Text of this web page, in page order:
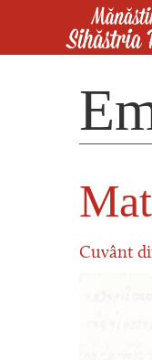
Mergi la conţinutul
Cuvânt